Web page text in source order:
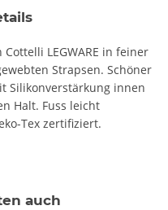
LEGWARE in feiner
Strapsen. Schöner
Silikonverstärkung innen
Halt. Fuss leicht
Tex zertifiziert.
auch